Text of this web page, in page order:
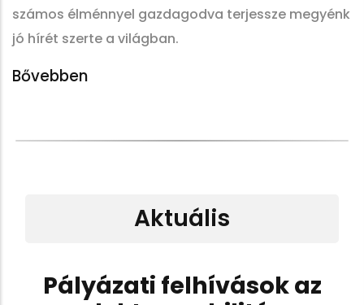
számos élménnyel gazdagodva terjessze megyénk
jó hírét szerte a világban.
Bővebben
Aktuális
Pályázati felhívások az